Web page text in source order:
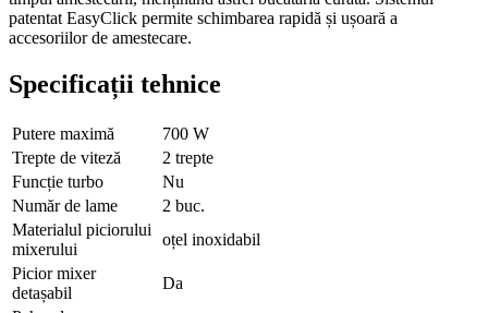
patentat EasyClick permite schimbarea rapidă și ușoară a
accesoriilor de amestecare.
Specificații tehnice
Putere maximă
700 W
Trepte de viteză
2 trepte
Funcție turbo
Nu
Număr de lame
2 buc.
Materialul piciorului
mixerului
oțel inoxidabil
Picior mixer
detașabil
Da